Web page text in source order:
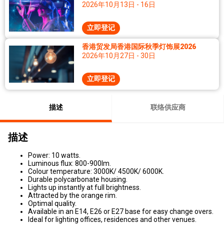
2026年10月13日 - 16日
立即登记
香港贸发局香港国际秋季灯饰展2026
2026年10月27日 - 30日
立即登记
描述 联络供应商
描述
Power: 10 watts.
Luminous flux: 800-900lm.
Colour temperature: 3000K/ 4500K/ 6000K.
Durable polycarbonate housing.
Lights up instantly at full brightness.
Attracted by the orange rim.
Optimal quality.
Available in an E14, E26 or E27 base for easy change overs.
Ideal for lighting offices, residences and other venues.